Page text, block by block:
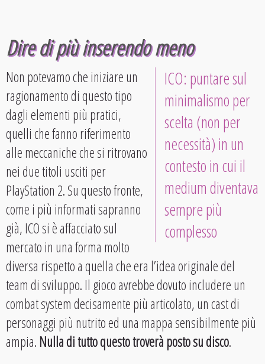
Dire di più inserendo meno
ICO: puntare sul
minimalismo per
scelta (non per
necessità) in un
contesto in cui il
medium diventava
sempre più
complesso
Non potevamo che iniziare un
ragionamento di questo tipo
dagli elementi più pratici,
quelli che fanno riferimento
alle meccaniche che si ritrovano
nei due titoli usciti per
PlayStation 2. Su questo fronte,
come i più informati sapranno
già, ICO si è affacciato sul
mercato in una forma molto
diversa rispetto a quella che era l’idea originale del
team di sviluppo. Il gioco avrebbe dovuto includere un
combat system decisamente più articolato, un cast di
personaggi più nutrito ed una mappa sensibilmente più
ampia.Nulla di tutto questo troverà posto su disco.